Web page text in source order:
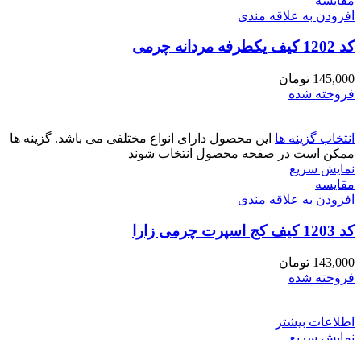
افزودن به علاقه مندی
کد 1202 کیف یکطرفه مردانه چرمی
145,000 تومان
فروخته شده
انتخاب گزینه ها این محصول دارای انواع مختلفی می باشد. گزینه ها
ممکن است در صفحه محصول انتخاب شوند
نمایش سریع
مقايسه
افزودن به علاقه مندی
کد 1203 کیف کج اسپرت چرمی زارا
143,000 تومان
فروخته شده
اطلاعات بیشتر